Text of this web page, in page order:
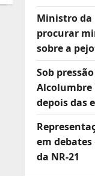
Ministro da
procurar
sobre a
Sob
Alcolumbre
depois das
em
da NR-21